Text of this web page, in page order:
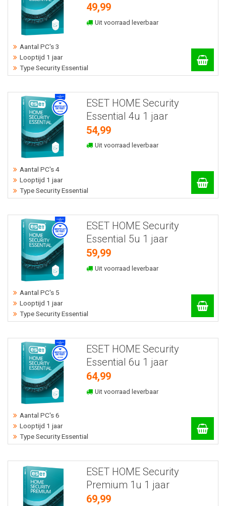
49,99
Uit voorraad leverbaar
Aantal PC's 3
Looptijd 1 jaar
Type Security Essential
ESET HOME Security
Essential 4u 1 jaar
54,99
Uit voorraad leverbaar
Aantal PC's 4
Looptijd 1 jaar
Type Security Essential
ESET HOME Security
Essential 5u 1 jaar
59,99
Uit voorraad leverbaar
Aantal PC's 5
Looptijd 1 jaar
Type Security Essential
ESET HOME Security
Essential 6u 1 jaar
64,99
Uit voorraad leverbaar
Aantal PC's 6
Looptijd 1 jaar
Type Security Essential
ESET HOME Security
Premium 1u 1 jaar
69,99